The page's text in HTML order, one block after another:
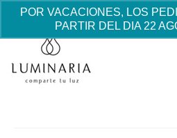
POR VACACIONES, LOS
PARTIR DEL DIA 22